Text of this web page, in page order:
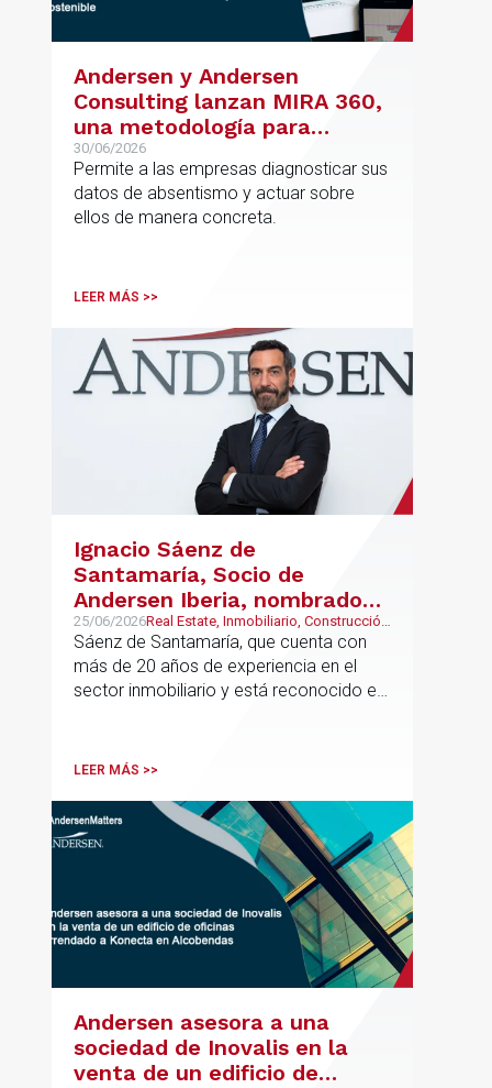
Andersen y Andersen
Consulting lanzan MIRA 360,
una metodología para
reducir el absentismo de
forma estructurada y
sostenible
30/06/2026
Permite a las empresas diagnosticar sus
datos de absentismo y actuar sobre
ellos de manera concreta.
LEER MÁS >>
Ignacio Sáenz de
Santamaría, Socio de
Andersen Iberia, nombrado
director europeo de
Inmobiliario de Andersen
25/06/2026Real Estate, Inmobiliario, Construcción
y Urbanismo
Sáenz de Santamaría, que cuenta con
más de 20 años de experiencia en el
sector inmobiliario y está reconocido en
codirigirá el EU Real Estate Industry
UK.
LEER MÁS >>
Andersen asesora a una
sociedad de Inovalis en la
venta de un edificio de